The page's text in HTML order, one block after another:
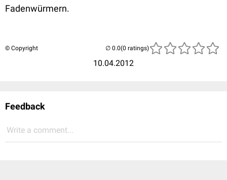
Fadenwürmern.
© Copyright
10.04.2012
(0 ratings)
Feedback
Write a comment...